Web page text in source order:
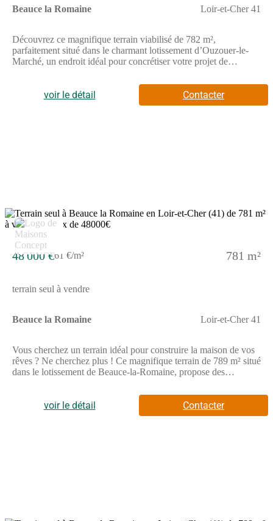
fr.Contactez Aymeric LECOQ Entrepreneur Individuel, Agent
commercial OptimHome (RSAC N(Numéro supprimé) Greffe
Beauce la Romaine Loir-et-Cher 41
Découvrez ce magnifique terrain viabilisé de 782 m²,
parfaitement situé dans le charmant lotissement d’Ouzouer-le-
Marché, un endroit idéal pour concrétiser votre projet de
dans un quartier recherché, offrant un cadre de vie alliant confort
et tranquillité. Vous aurez l’opportunité de créer la maison de vos
rêves dans un environnement paisible, tout en profitant des
voir le détail Contacter
48 000 €61 €/m² 781 m²
terrain seul à vendre
Beauce la Romaine Loir-et-Cher 41
Vous cherchez un terrain idéal pour construire la maison de vos
rêves ? Ne cherchez plus ! Ce magnifique terrain de 789 m² situé
dans le lotissement de Beauce-la-Romaine, propose des
topographie plate, parfaite pour tous types de projets de
construction. Avec un accès facile aux réseaux, il constitue une
opportunité rare dans un cadre paisible, tout en restant proche de
voir le détail Contacter